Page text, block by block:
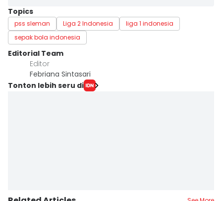
Topics
pss sleman Liga 2 Indonesia
liga 1 indonesia
sepak bola indonesia
Editorial Team
Editor
Febriana Sintasari
Tonton lebih seru di